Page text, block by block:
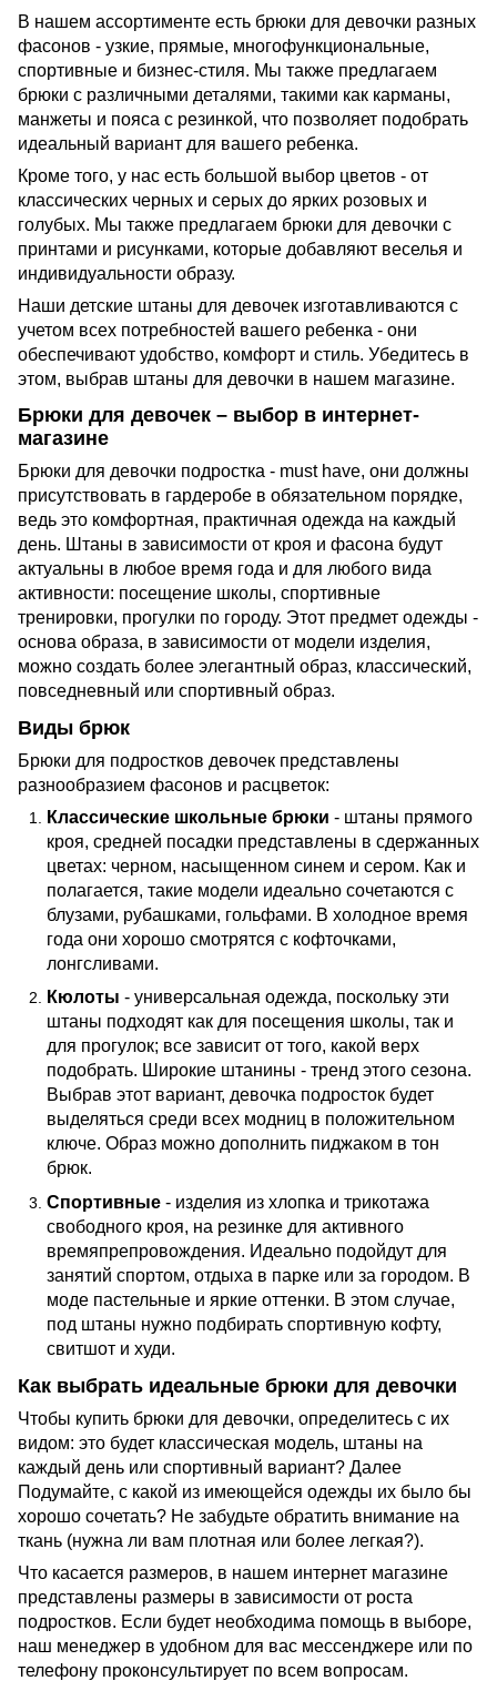
В нашем ассортименте есть брюки для девочки разных
фасонов - узкие, прямые, многофункциональные,
спортивные и бизнес-стиля. Мы также предлагаем
брюки с различными деталями, такими как карманы,
манжеты и пояса с резинкой, что позволяет подобрать
идеальный вариант для вашего ребенка.
Кроме того, у нас есть большой выбор цветов - от
классических черных и серых до ярких розовых и
голубых. Мы также предлагаем брюки для девочки с
принтами и рисунками, которые добавляют веселья и
индивидуальности образу.
Наши детские штаны для девочек изготавливаются с
учетом всех потребностей вашего ребенка - они
обеспечивают удобство, комфорт и стиль. Убедитесь в
этом, выбрав штаны для девочки в нашем магазине.
Брюки для девочек – выбор в интернет-
магазине
Брюки для девочки подростка - must have, они должны
присутствовать в гардеробе в обязательном порядке,
ведь это комфортная, практичная одежда на каждый
день. Штаны в зависимости от кроя и фасона будут
актуальны в любое время года и для любого вида
активности: посещение школы, спортивные
тренировки, прогулки по городу. Этот предмет одежды -
основа образа, в зависимости от модели изделия,
можно создать более элегантный образ, классический,
повседневный или спортивный образ.
Виды брюк
Брюки для подростков девочек представлены
разнообразием фасонов и расцветок:
Классические школьные брюки - штаны прямого
кроя, средней посадки представлены в сдержанных
цветах: черном, насыщенном синем и сером. Как и
полагается, такие модели идеально сочетаются с
блузами, рубашками, гольфами. В холодное время
года они хорошо смотрятся с кофточками,
лонгсливами.
Кюлоты - универсальная одежда, поскольку эти
штаны подходят как для посещения школы, так и
для прогулок; все зависит от того, какой верх
подобрать. Широкие штанины - тренд этого сезона.
Выбрав этот вариант, девочка подросток будет
выделяться среди всех модниц в положительном
ключе. Образ можно дополнить пиджаком в тон
брюк.
Спортивные - изделия из хлопка и трикотажа
свободного кроя, на резинке для активного
времяпрепровождения. Идеально подойдут для
занятий спортом, отдыха в парке или за городом. В
моде пастельные и яркие оттенки. В этом случае,
под штаны нужно подбирать спортивную кофту,
свитшот и худи.
Как выбрать идеальные брюки для девочки
Чтобы купить брюки для девочки, определитесь с их
видом: это будет классическая модель, штаны на
каждый день или спортивный вариант? Далее
Подумайте, с какой из имеющейся одежды их было бы
хорошо сочетать? Не забудьте обратить внимание на
ткань (нужна ли вам плотная или более легкая?).
Что касается размеров, в нашем интернет магазине
представлены размеры в зависимости от роста
подростков. Если будет необходима помощь в выборе,
наш менеджер в удобном для вас мессенджере или по
телефону проконсультирует по всем вопросам.